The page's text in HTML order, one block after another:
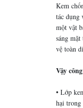
Kem
tác dụng
một vật
sáng
vệ toàn
Vậy
• Lớp
hại trong